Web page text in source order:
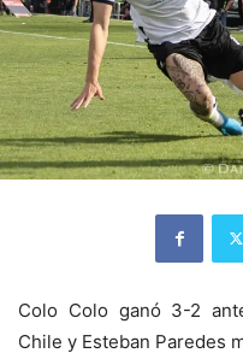
Colo Colo ganó 3-2
Chile y Esteban Paredes